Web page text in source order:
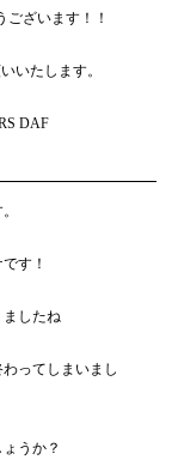
ございます！！
いたします。
DAF
す！
ましたね
ってしまいまし
うか？